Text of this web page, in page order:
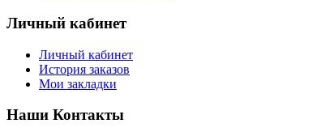
Личный кабинет
Личный кабинет
История заказов
Мои закладки
Наши Контакты